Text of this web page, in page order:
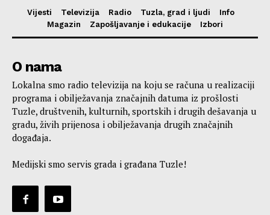
Vijesti Televizija Radio Tuzla, grad i ljudi
Info
Magazin
Zapošljavanje i edukacije Izbori
O nama
Lokalna smo radio televizija na koju se računa u realizaciji
programa i obilježavanja značajnih datuma iz prošlosti
Tuzle, društvenih, kulturnih, sportskih i drugih dešavanja u
gradu, živih prijenosa i obilježavanja drugih značajnih
događaja.
Medijski smo servis grada i građana Tuzle!